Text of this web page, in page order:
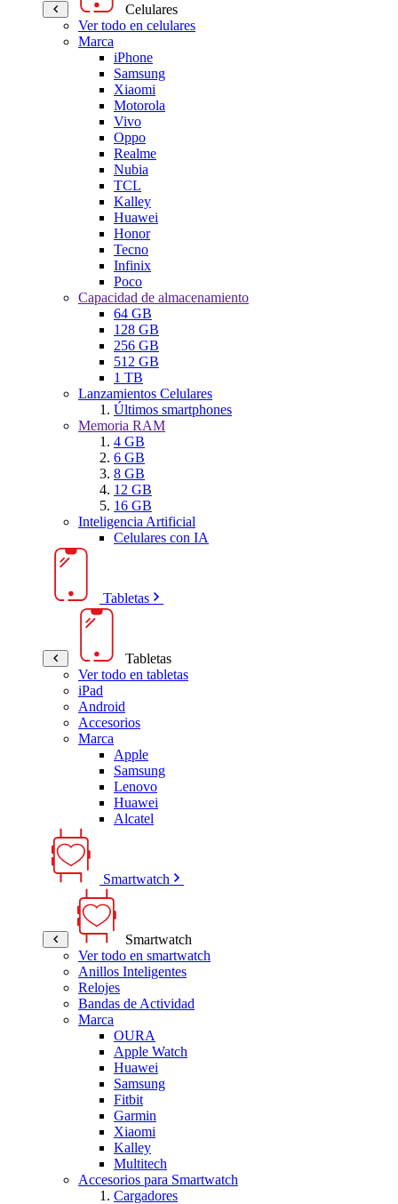
Celulares
Ver todo en celulares
Marca
iPhone
Samsung
Xiaomi
Motorola
Vivo
Oppo
Realme
Nubia
TCL
Kalley
Huawei
Honor
Tecno
Infinix
Poco
Capacidad de almacenamiento
64 GB
128 GB
256 GB
512 GB
1 TB
Lanzamientos Celulares
Últimos smartphones
Memoria RAM
4 GB
6 GB
8 GB
12 GB
16 GB
Inteligencia Artificial
Celulares con IA
Tabletas
Tabletas
Ver todo en tabletas
iPad
Android
Accesorios
Marca
Apple
Samsung
Lenovo
Huawei
Alcatel
Smartwatch
Smartwatch
Ver todo en smartwatch
Anillos Inteligentes
Relojes
Bandas de Actividad
Marca
OURA
Apple Watch
Huawei
Samsung
Fitbit
Garmin
Xiaomi
Kalley
Multitech
Accesorios para Smartwatch
Cargadores